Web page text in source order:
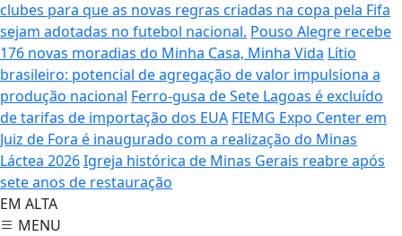
clubes para que as novas regras criadas na copa pela Fifa
sejam adotadas no futebol nacional. Pouso Alegre recebe
176 novas moradias do Minha Casa, Minha Vida Lítio
brasileiro: potencial de agregação de valor impulsiona a
produção nacional Ferro-gusa de Sete Lagoas é excluído
de tarifas de importação dos EUA FIEMG Expo Center em
Juiz de Fora é inaugurado com a realização do Minas
Láctea 2026Igreja histórica de Minas Gerais reabre após
sete anos de restauração
EM ALTA
MENU